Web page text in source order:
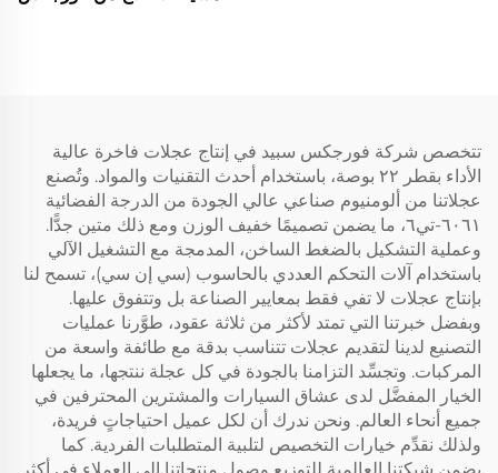
تتخصص شركة فورجكس سبيد في إنتاج عجلات فاخرة عالية
الأداء بقطر ٢٢ بوصة، باستخدام أحدث التقنيات والمواد. وتُصنع
عجلاتنا من ألومنيوم صناعي عالي الجودة من الدرجة الفضائية
٦٠٦١-تي٦، ما يضمن تصميمًا خفيف الوزن ومع ذلك متين جدًّا.
وعملية التشكيل بالضغط الساخن، المدمجة مع التشغيل الآلي
باستخدام آلات التحكم العددي بالحاسوب (سي إن سي)، تسمح لنا
بإنتاج عجلات لا تفي فقط بمعايير الصناعة بل وتتفوق عليها.
وبفضل خبرتنا التي تمتد لأكثر من ثلاثة عقود، طوَّرنا عمليات
التصنيع لدينا لتقديم عجلات تتناسب بدقة مع طائفة واسعة من
المركبات. وتجسِّد التزامنا بالجودة في كل عجلة ننتجها، ما يجعلها
الخيار المفضَّل لدى عشاق السيارات والمشترين المحترفين في
جميع أنحاء العالم. ونحن ندرك أن لكل عميل احتياجاتٍ فريدة،
ولذلك نقدِّم خيارات التخصيص لتلبية المتطلبات الفردية. كما